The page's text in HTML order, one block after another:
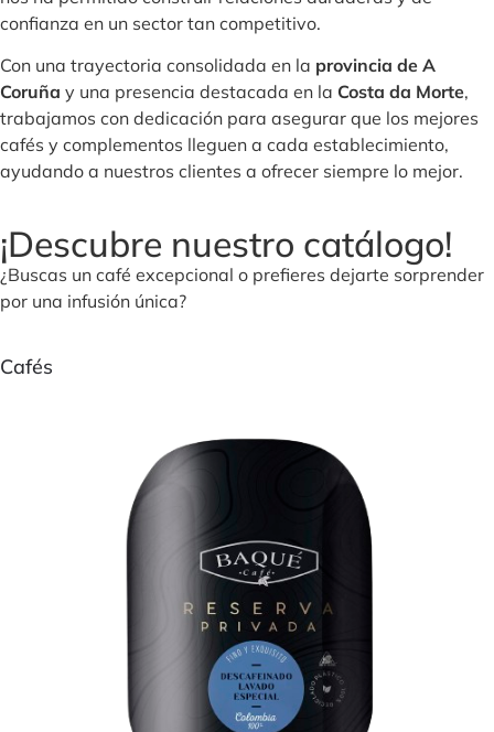
confianza en un sector tan competitivo.
Con una trayectoria consolidada en la provincia de A
Coruña y una presencia destacada en la Costa da Morte,
trabajamos con dedicación para asegurar que los mejores
cafés y complementos lleguen a cada establecimiento,
ayudando a nuestros clientes a ofrecer siempre lo mejor.
¡Descubre nuestro catálogo!
¿Buscas un café excepcional o prefieres dejarte sorprender
por una infusión única?
Cafés